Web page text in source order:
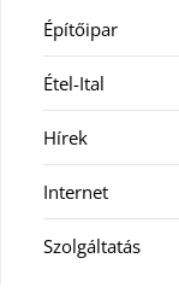
Építőipar
Étel-Ital
Hírek
Internet
Szolgáltatás